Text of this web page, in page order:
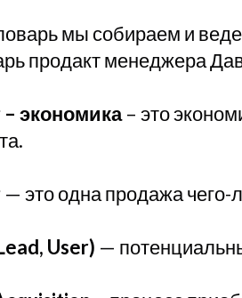
мы собираем и
продакт менеджера
экономика– это
— это одна продажа чего-
User) —